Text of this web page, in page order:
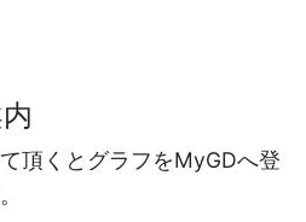
頂くとグラフをMyGDへ登